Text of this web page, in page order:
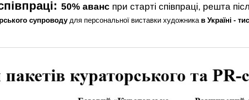
50% аванс при старті співпраці, решта
супроводудля персональної виставки художника в Україні -